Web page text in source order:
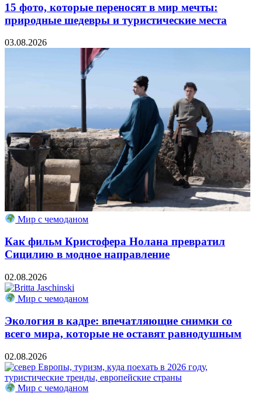
15 фото, которые переносят в мир мечты:
природные шедевры и туристические места
03.08.2026
Мир с чемоданом
Как фильм Кристофера Нолана превратил
Сицилию в модное направление
02.08.2026
Мир с чемоданом
Экология в кадре: впечатляющие снимки со
всего мира, которые не оставят равнодушным
02.08.2026
Мир с чемоданом